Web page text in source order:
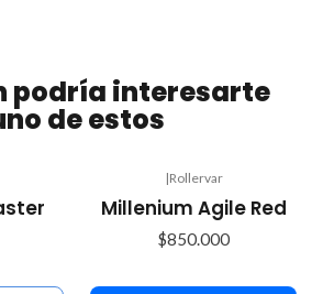
podría interesarte
de estos
|Rollervar
Millenium Agile Red
$850.000